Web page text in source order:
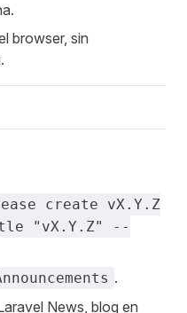
browser, sin
create vX.Y.Z
"vX.Y.Z" --
.
News, blog en